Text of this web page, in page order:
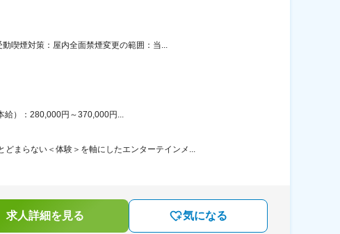
喫煙対策：屋内全面禁煙変更の範囲：当...
）：280,000円～370,000円...
まらない＜体験＞を軸にしたエンターテインメ...
求人詳細を見る 気になる